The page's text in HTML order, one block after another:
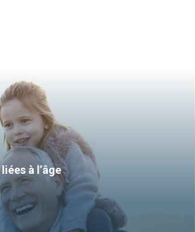
à l’âge